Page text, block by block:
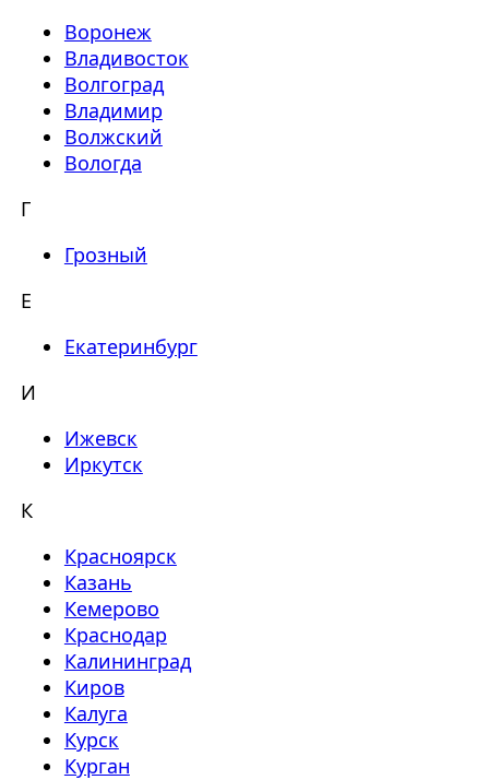
Воронеж
Владивосток
Волгоград
Владимир
Волжский
Вологда
Г
Грозный
Е
Екатеринбург
И
Ижевск
Иркутск
К
Красноярск
Казань
Кемерово
Краснодар
Калининград
Киров
Калуга
Курск
Курган